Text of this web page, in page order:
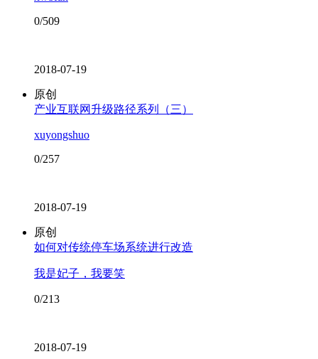
0/509
2018-07-19
原创
产业互联网升级路径系列（三）
xuyongshuo
0/257
2018-07-19
原创
如何对传统停车场系统进行改造
我是妃子，我要笑
0/213
2018-07-19